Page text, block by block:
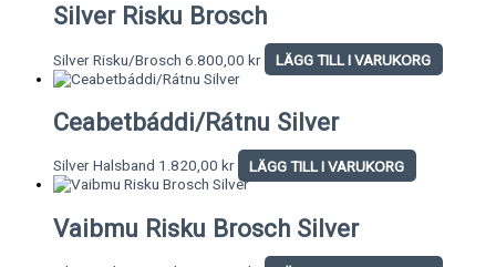
Silver Risku Brosch
Silver Risku/Brosch 6.800,00 kr LÄGG TILL I VARUKORG
Ceabetbáddi/Rátnu Silver
Silver Halsband 1.820,00 kr LÄGG TILL I VARUKORG
Vaibmu Risku Brosch Silver